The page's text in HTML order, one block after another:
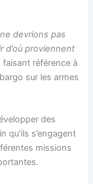
devrions pas
d’où proviennent
faisant référence à
sur les armes
des
qu’ils s’engagent
missions